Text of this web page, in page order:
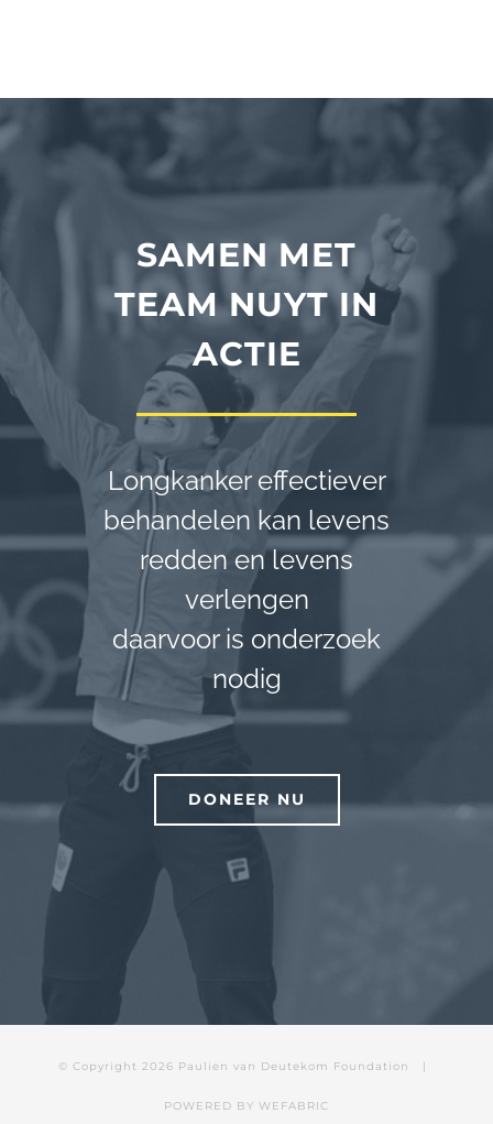
SAMEN MET
TEAM NUYT IN
ACTIE
Longkanker effectiever
behandelen kan levens
redden en levens
verlengen
daarvoor is onderzoek
nodig
DONEER NU
© Copyright 2026 Paulien van Deutekom Foundation |
POWERED BY WEFABRIC